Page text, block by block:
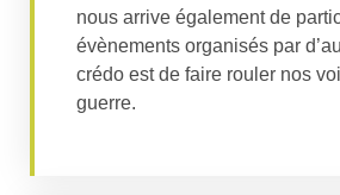
nous arrive également de
évènements organisés par
crédo est de faire rouler nos
guerre.